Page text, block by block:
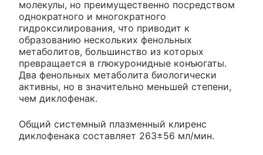
молекулы, но преимущественно посредством
однократного и многократного
гидроксилирования, что приводит к
образованию нескольких фенольных
метаболитов, большинство из которых
превращается в глюкуронидные конъюгаты.
Два фенольных метаболита биологически
активны, но в значительно меньшей степени,
чем диклофенак.
Общий системный плазменный клиренс
диклофенака составляет 263±56 мл/мин.